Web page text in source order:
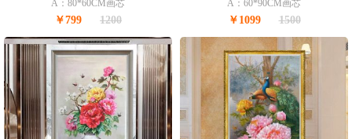
A：80*60CM画芯
￥799 1200
A：60*90CM画芯
￥1099 1500